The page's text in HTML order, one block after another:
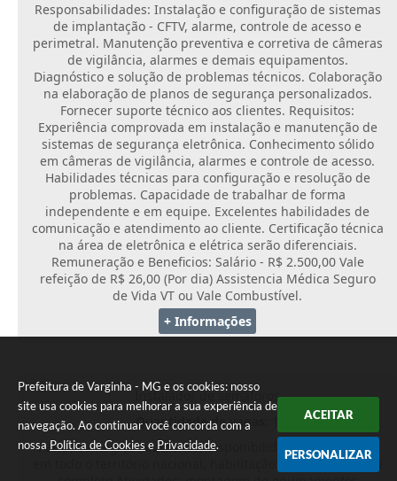
Prefeitura de Varginha - MG e os cookies: nosso
site usa cookies para melhorar a sua experiência de
navegação. Ao continuar você concorda com a
nossa Política de Cookies e Privacidade.
ACEITAR
PERSONALIZAR
Responsabilidades: Instalação e configuração de sistemas
de implantação - CFTV, alarme, controle de acesso e
perimetral. Manutenção preventiva e corretiva de câmeras
de vigilância, alarmes e demais equipamentos.
Diagnóstico e solução de problemas técnicos. Colaboração
na elaboração de planos de segurança personalizados.
Fornecer suporte técnico aos clientes. Requisitos:
Experiência comprovada em instalação e manutenção de
sistemas de segurança eletrônica. Conhecimento sólido
em câmeras de vigilância, alarmes e controle de acesso.
Habilidades técnicas para configuração e resolução de
problemas. Capacidade de trabalhar de forma
independente e em equipe. Excelentes habilidades de
comunicação e atendimento ao cliente. Certificação técnica
na área de eletrônica e elétrica serão diferenciais.
Remuneração e Beneficios: Salário - R$ 2.500,00 Vale
refeição de R$ 26,00 (Por dia) Assistencia Médica Seguro
de Vida VT ou Vale Combustível.
+ Informações
Instalador de semáforos
Quantidade de vagas:
Período integral Requisitos: disponibilidade para viagem
em todo o território nacional, habilitação B e ensino médio